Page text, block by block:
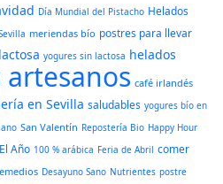
Día Mundial del Pistacho Helados
meriendas bío postres para llevar
yogures sin lactosa helados
café irlandés
en Sevilla saludables yogures bío en
San Valentín Repostería Bio Happy Hour
Año 100 % arábica Feria de Abril comer
Desayuno Sano Nutrientes postre